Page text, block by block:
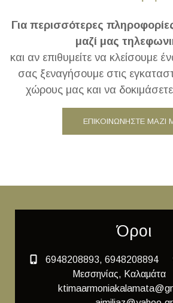
Για περισσότερες
μαζί μας
και αν επιθυμείτε να κλείσουμε
σας ξεναγήσουμε στις
χώρους μας και να
ΕΠΙΚΟΙΝΩΝΗΣΤΕ ΜΑΖΙ
Όροι
6948208893, 6948208894
Μεσσηνίας, Καλαμάτα